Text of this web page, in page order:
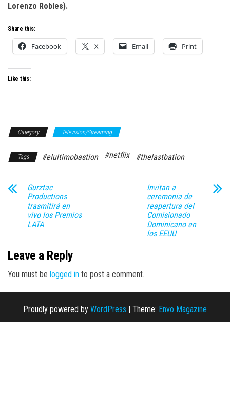
Lorenzo Robles).
Share this:
Facebook X Email Print
Like this:
Category Television/Streaming
Tags #elultimobastion #netflix #thelastbation
Gurztac
Productions
trasmitirá en
vivo los Premios
LATA
Invitan a
ceremonia de
reapertura del
Comisionado
Dominicano en
los EEUU
Leave a Reply
You must be logged in to post a comment.
Proudly powered by WordPress | Theme: Envo Magazine